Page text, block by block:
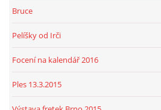
Bruce
Pelíšky od Irči
Focení na kalendář 2016
Ples 13.3.2015